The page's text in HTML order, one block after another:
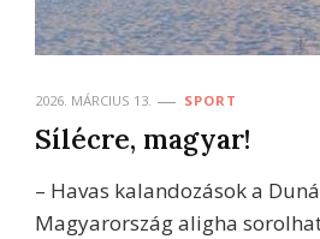
2026. MÁRCIUS 13. SPORT
Sílécre, magyar!
– Havas kalandozások a
Magyarország aligha